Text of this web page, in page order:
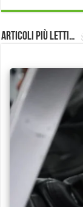
Articoli più Letti…